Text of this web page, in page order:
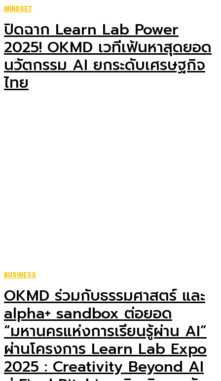
MINDSET
ปิดฉาก Learn Lab Power
2025! OKMD เวทีเฟ้นหาสุดยอด
นวัตกรรม AI ยกระดับเศรษฐกิจ
ไทย
BUSINESS
OKMD ร่วมกับธรรมศาสตร์ และ
alpha+ sandbox ต่อยอด
“มหานครแห่งการเรียนรู้ผ่าน AI”
ผ่านโครงการ Learn Lab Expo
2025 : Creativity Beyond AI